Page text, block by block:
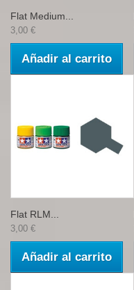
Flat Medium...
3,00 €
Añadir al carrito
Flat RLM...
3,00 €
Añadir al carrito